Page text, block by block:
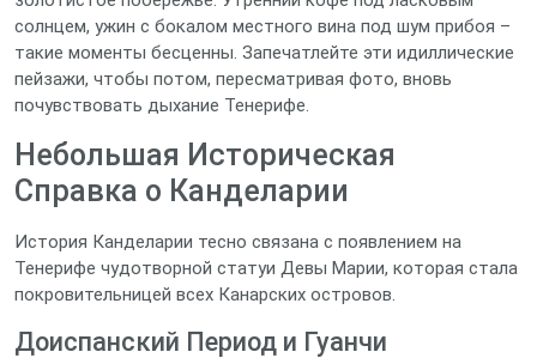
солнцем, ужин с бокалом местного вина под шум прибоя –
такие моменты бесценны. Запечатлейте эти идиллические
пейзажи, чтобы потом, пересматривая фото, вновь
почувствовать дыхание Тенерифе.
Небольшая Историческая
Справка о Канделарии
История Канделарии тесно связана с появлением на
Тенерифе чудотворной статуи Девы Марии, которая стала
покровительницей всех Канарских островов.
Доиспанский Период и Гуанчи